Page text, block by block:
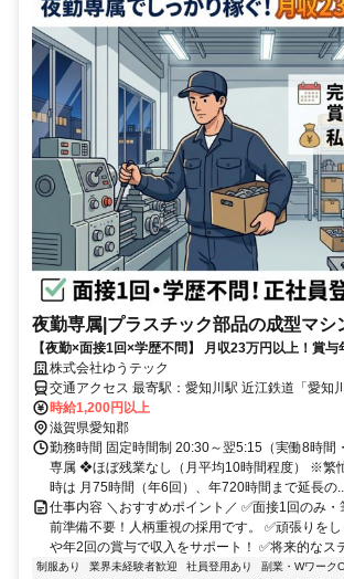
夜勤専属|プラスチック部品の成型マシ
【夜勤×面接1回×学歴不問】 月収23万円以上！賞与年2回！体を動かす
モクモク作業。 社員登用実績あり。完全土日休み・大型連休で私生活も
充実◎
株式会社ゆうテック
交通アクセス 最寄駅：愛知川駅 近江鉄道「愛知川駅」から車で約8分
（徒歩30分） ■マイカー通勤OK ■無料駐車場あり （ルートによる※
事前にお問い合わせください）
時給1,200円以上
滋賀県愛知郡
勤務時間 固定時間制 20:30～翌5:15（実働8時
専属 ❖ほぼ残業なし（月平均10時間程度） ※繁
時は 月75時間（年6回）、年720時間まで延長の
仕事内容 ＼おすすめポイント／ ✅面接1回のみ
前準備不要！人柄重視の採用です。 ✅頑張りを
や年2回の賞与で収入をサポート！ ✅将来的な
制服あり 業界未経験者歓迎 社員登用あり 副業・Wワーク